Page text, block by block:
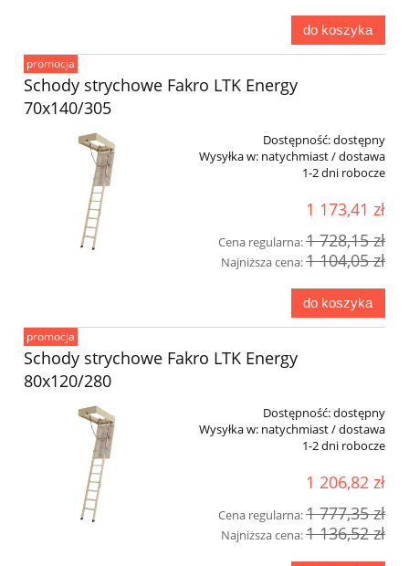
do koszyka
Schody strychowe Fakro LTK Energy
70x140/305
Dostępność:dostępny
Wysyłka w: natychmiast / dostawa
1-2 dni robocze
1 173,41 zł
Cena regularna:1 728,15 zł
Najniższa cena:1 104,05 zł
do koszyka
promocja
Schody strychowe Fakro LTK Energy
80x120/280
Dostępność:dostępny
Wysyłka w: natychmiast / dostawa
1-2 dni robocze
1 206,82 zł
Cena regularna:1 777,35 zł
Najniższa cena:1 136,52 zł
promocja